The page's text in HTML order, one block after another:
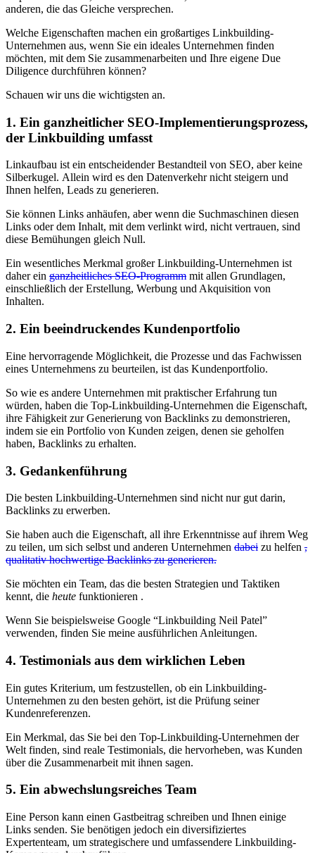
anderen, die das Gleiche versprechen.
Welche Eigenschaften machen ein großartiges Linkbuilding-
Unternehmen aus, wenn Sie ein ideales Unternehmen finden
möchten, mit dem Sie zusammenarbeiten und Ihre eigene Due
Diligence durchführen können?
Schauen wir uns die wichtigsten an.
1. Ein ganzheitlicher SEO-Implementierungsprozess,
der Linkbuilding umfasst
Linkaufbau ist ein entscheidender Bestandteil von SEO, aber keine
Silberkugel. Allein wird es den Datenverkehr nicht steigern und
Ihnen helfen, Leads zu generieren.
Sie können Links anhäufen, aber wenn die Suchmaschinen diesen
Links oder dem Inhalt, mit dem verlinkt wird, nicht vertrauen, sind
diese Bemühungen gleich Null.
Ein wesentliches Merkmal großer Linkbuilding-Unternehmen ist
daher ein ganzheitliches SEO-Programm mit allen Grundlagen,
einschließlich der Erstellung, Werbung und Akquisition von
Inhalten.
2. Ein beeindruckendes Kundenportfolio
Eine hervorragende Möglichkeit, die Prozesse und das Fachwissen
eines Unternehmens zu beurteilen, ist das Kundenportfolio.
So wie es andere Unternehmen mit praktischer Erfahrung tun
würden, haben die Top-Linkbuilding-Unternehmen die Eigenschaft,
ihre Fähigkeit zur Generierung von Backlinks zu demonstrieren,
indem sie ein Portfolio von Kunden zeigen, denen sie geholfen
haben, Backlinks zu erhalten.
3. Gedankenführung
Die besten Linkbuilding-Unternehmen sind nicht nur gut darin,
Backlinks zu erwerben.
Sie haben auch die Eigenschaft, all ihre Erkenntnisse auf ihrem Weg
zu teilen, um sich selbst und anderen Unternehmen dabei zu helfen ,
qualitativ hochwertige Backlinks zu generieren.
Sie möchten ein Team, das die besten Strategien und Taktiken
kennt, die heute funktionieren .
Wenn Sie beispielsweise Google “Linkbuilding Neil Patel”
verwenden, finden Sie meine ausführlichen Anleitungen.
4. Testimonials aus dem wirklichen Leben
Ein gutes Kriterium, um festzustellen, ob ein Linkbuilding-
Unternehmen zu den besten gehört, ist die Prüfung seiner
Kundenreferenzen.
Ein Merkmal, das Sie bei den Top-Linkbuilding-Unternehmen der
Welt finden, sind reale Testimonials, die hervorheben, was Kunden
über die Zusammenarbeit mit ihnen sagen.
5. Ein abwechslungsreiches Team
Eine Person kann einen Gastbeitrag schreiben und Ihnen einige
Links senden. Sie benötigen jedoch ein diversifiziertes
Expertenteam, um strategischere und umfassendere Linkbuilding-